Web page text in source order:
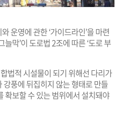
운영에 관한 ‘가이드라인’을 마련
막’이 도로법 2조에 따른 ‘도로 부
법적 시설물이 되기 위해선 다리가
풍에 뒤집히지 않는 형태로 만들
확보할 수 있는 범위에서 설치돼야